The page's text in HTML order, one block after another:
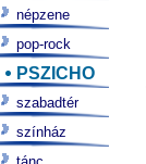
népzene
pop-rock
PSZICHO
szabadtér
színház